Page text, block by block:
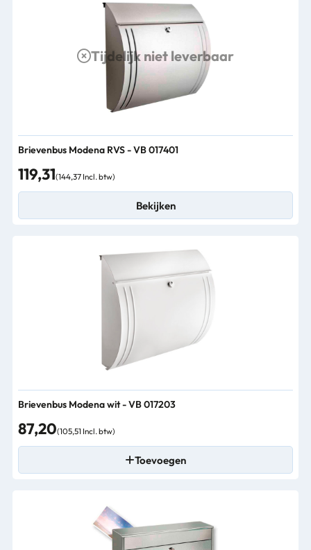
Tijdelijk niet leverbaar
Brievenbus Modena RVS - VB 017401
119,31(144,37 Incl. btw)
Bekijken
Brievenbus Modena wit - VB 017203
87,20(105,51 Incl. btw)
Toevoegen